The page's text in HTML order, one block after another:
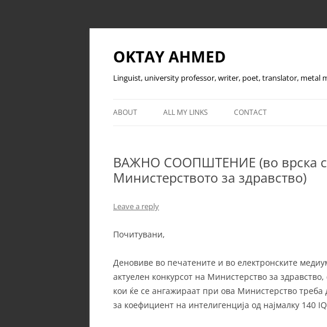
OKTAY AHMED
Linguist, university professor, writer, poet, translator, metal
ABOUT ALL MY LINKS CONTACT
ВАЖНО СООПШТЕНИЕ (во врска
Министерството за здравство)
Leave a reply
Почитувани,
Деновиве во печатените и во електронските
актуелен конкурсот на Министерство за
кои ќе се ангажираат при ова Министерство
за коефициент на интелигенција од најмалку 140